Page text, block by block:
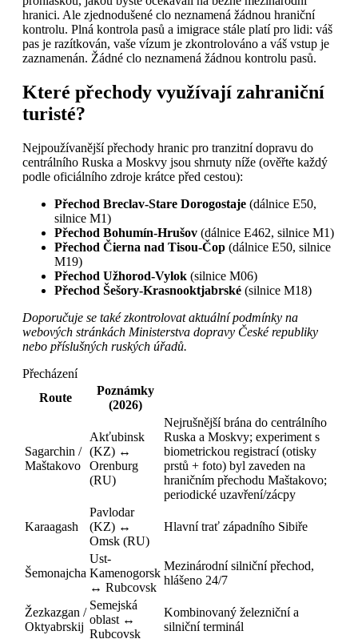
hranici. Ale zjednodušené clo neznamená žádnou hraniční
kontrolu. Plná kontrola pasů a imigrace stále platí pro lidi: váš
pas je razítkován, vaše vízum je zkontrolováno a váš vstup je
zaznamenán. Žádné clo neznamená žádnou kontrolu pasů.
Které přechody využívají zahraniční
turisté?
Nejpoužívanější přechody hranic pro tranzitní dopravu do
centrálního Ruska a Moskvy jsou shrnuty níže (ověřte každý
podle oficiálního zdroje krátce před cestou):
Přechod Breclav-Stare Dorogostaje (dálnice E50,
silnice M1)
Přechod Bohumín-Hrušov (dálnice E462, silnice M1)
Přechod Čierna nad Tisou-Čop (dálnice E50, silnice
M19)
Přechod Užhorod-Vylok (silnice M06)
Přechod Šešory-Krasnooktjabrské (silnice M18)
Doporučuje se také zkontrolovat aktuální podmínky na
webových stránkách Ministerstva dopravy České republiky
nebo příslušných ruských úřadů.
Přecházení
Route
Poznámky
(2026)
Sagarchin /
Maštakovo
Akťubinsk
(KZ) ↔
Orenburg
(RU)
Nejrušnější brána do centrálního
Ruska a Moskvy; experiment s
biometrickou registrací (otisky
prstů + foto) byl zaveden na
hraničním přechodu Maštakovo;
periodické uzavření/zácpy
Karaagash
Pavlodar
(KZ) ↔
Omsk (RU)
Hlavní trať západního Sibiře
Šemonajcha
Ust-
Kamenogorsk
↔ Rubcovsk
Mezinárodní silniční přechod,
hlášeno 24/7
Žezkazgan /
Oktyabrskij
Semejská
oblast ↔
Rubcovsk
Kombinovaný železniční a
silniční terminál